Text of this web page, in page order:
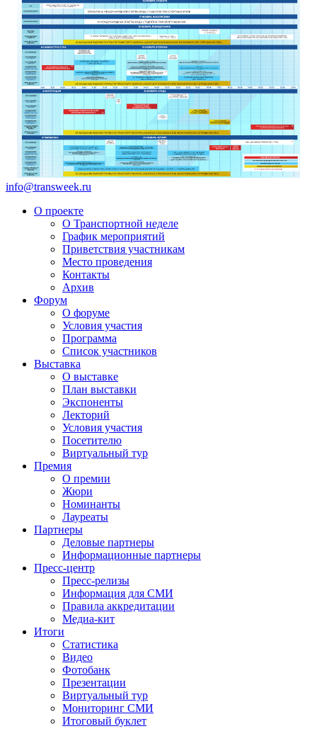
info@transweek.ru
О проекте
О Транспортной неделе
График мероприятий
Приветствия участникам
Место проведения
Контакты
Архив
Форум
О форуме
Условия участия
Программа
Список участников
Выставка
О выставке
План выставки
Экспоненты
Лекторий
Условия участия
Посетителю
Виртуальный тур
Премия
О премии
Жюри
Номинанты
Лауреаты
Партнеры
Деловые партнеры
Информационные партнеры
Пресс-центр
Пресс-релизы
Информация для СМИ
Правила аккредитации
Медиа-кит
Итоги
Статистика
Видео
Фотобанк
Презентации
Виртуальный тур
Мониторинг СМИ
Итоговый буклет